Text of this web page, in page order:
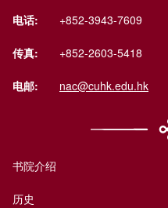
电话: +852-3943-7609
传真: +852-2603-5418
电邮: nac@cuhk.edu.hk
书院介绍
历史